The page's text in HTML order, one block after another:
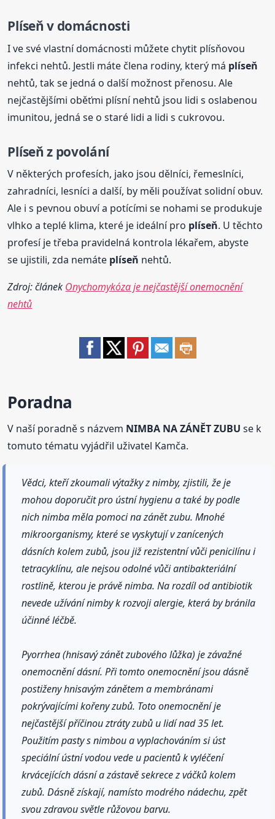
Plíseň v domácnosti
I ve své vlastní domácnosti můžete chytit plísňovou
infekci nehtů. Jestli máte člena rodiny, který má plíseň
nehtů, tak se jedná o další možnost přenosu. Ale
nejčastějšími oběťmi plísní nehtů jsou lidi s oslabenou
imunitou, jedná se o staré lidi a lidi s cukrovou.
Plíseň z povolání
V některých profesích, jako jsou dělníci, řemeslníci,
zahradníci, lesníci a další, by měli používat solidní obuv.
Ale i s pevnou obuví a potícími se nohami se produkuje
vlhko a teplé klima, které je ideální pro plíseň. U těchto
profesí je třeba pravidelná kontrola lékařem, abyste
se ujistili, zda nemáte plíseň nehtů.
Zdroj: článek Onychomykóza je nejčastější onemocnění
nehtů
Poradna
V naší poradně s názvem NIMBA NA ZÁNĚT ZUBU se k
tomuto tématu vyjádřil uživatel Kamča.
Vědci, kteří zkoumali výtažky z nimby, zjistili, že je
mohou doporučit pro ústní hygienu a také by podle
nich nimba měla pomoci na zánět zubu. Mnohé
mikroorganismy, které se vyskytují v zanícených
dásních kolem zubů, jsou již rezistentní vůči penicilínu i
tetracyklínu, ale nejsou odolné vůči antibakteriální
rostlině, kterou je právě nimba. Na rozdíl od antibiotik
nevede užívání nimby k rozvoji alergie, která by bránila
účinné léčbě.
Pyorrhea (hnisavý zánět zubového lůžka) je závažné
onemocnění dásní. Při tomto onemocnění jsou dásně
postiženy hnisavým zánětem a membránami
pokrývajícími kořeny zubů. Toto onemocnění je
nejčastější příčinou ztráty zubů u lidí nad 35 let.
Použitím pasty s nimbou a vyplachováním si úst
speciální ústní vodou vede u pacientů k vyléčení
krvácejících dásní a zástavě sekrece z váčků kolem
zubů. Dásně získají, namísto modrého nádechu, zpět
svou zdravou světle růžovou barvu.